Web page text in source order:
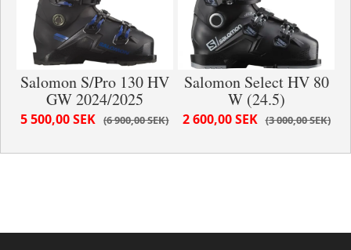
Salomon S/Pro 130 HV
GW 2024/2025
6 900,00 SEK
5 500,00 SEK
Salomon Select HV 80
W (24.5)
3 000,00 SEK
2 600,00 SEK